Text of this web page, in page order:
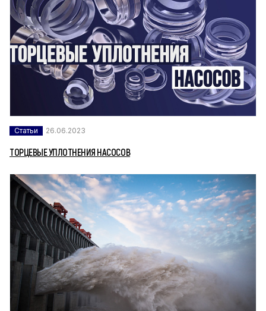
Статьи 26.06.2023
ТОРЦЕВЫЕ УПЛОТНЕНИЯ НАСОСОВ